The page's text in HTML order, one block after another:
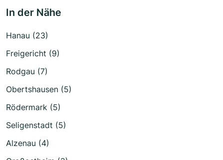
In der Nähe
Hanau (23)
Freigericht (9)
Rodgau (7)
Obertshausen (5)
Rödermark (5)
Seligenstadt (5)
Alzenau (4)